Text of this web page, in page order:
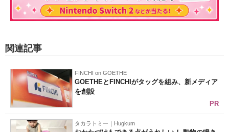
関連記事
FINCHI on GOETHE
GOETHEとFINCHIがタッグを組み、新メディア
を創設
PR
タカラトミー｜Hugkum